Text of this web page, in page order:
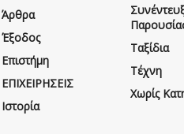
Άρθρα
Έξοδος
Επιστήμη
ΕΠΙΧΕΙΡΗΣΕΙΣ
Ιστορία
Ταξίδια
Τέχνη
Χωρίς